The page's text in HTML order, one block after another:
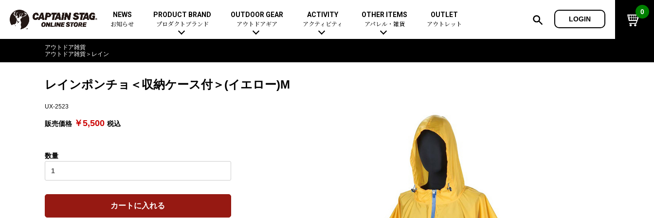
NEWS
お知らせ
PRODUCT BRAND
プロダクトブランド
OUTDOOR GEAR
アウトドアギア
ACTIVITY
アクティビティ
OTHER ITEMS
アパレル・雑貨
OUTLET
アウトレット
LOGIN
0
アウトドア雑貨
アウトドア雑貨 ＞ レイン
レインポンチョ＜収納ケース付＞(イエロー)M
UX-2523
販売価格 ￥5,500 税込
数量
カートに入れる